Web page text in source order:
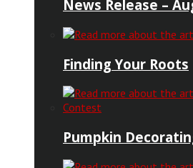
News Release –
Finding Your Roots
Pumpkin